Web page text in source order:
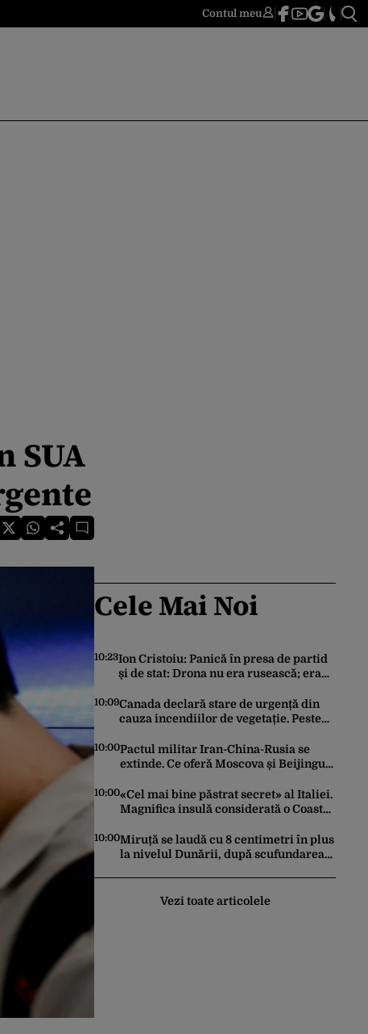
Contul meu
SUA
Cele Mai Noi
10:23Ion Cristoiu: Panică în presa de partid
și de stat: Drona nu era rusească; era
10:09Canada declară stare de urgență din
cauza incendiilor de vegetație. Peste
10:00Pactul militar Iran-China-Rusia se
extinde. Ce oferă Moscova și Beijingul
„jocului”
10:00«Cel mai bine păstrat secret» al Italiei.
Magnifica insulă considerată o Coasta
10:00Miruță se laudă cu 8 centimetri în plus
la nivelul Dunării, după scufundarea
Vezi toate articolele